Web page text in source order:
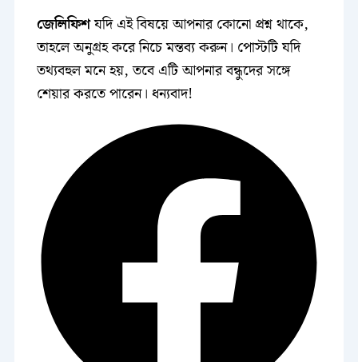
জেলিফিশযদি এই বিষয়ে আপনার কোনো প্রশ্ন থাকে,
তাহলে অনুগ্রহ করে নিচে মন্তব্য করুন। পোস্টটি যদি
তথ্যবহুল মনে হয়, তবে এটি আপনার বন্ধুদের সঙ্গে
শেয়ার করতে পারেন। ধন্যবাদ!